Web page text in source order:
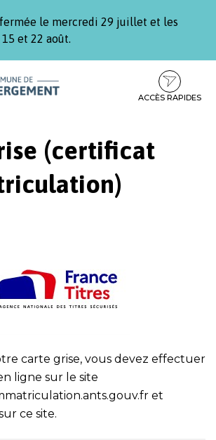
le mercredi 29 juillet et les
et 22 août.
ACCÈS RAPIDES
(certificat
carte grise, vous devez effectuer
ligne sur le site
et
ce site.